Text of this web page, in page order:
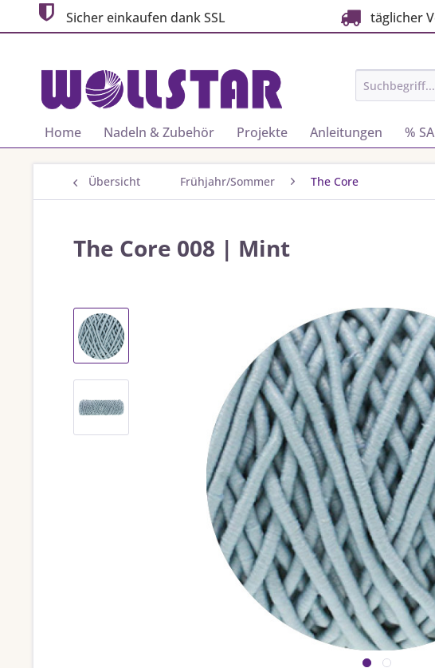
Sicher einkaufen dank SSL täglicher
Home Nadeln & Zubehör Projekte Anleitungen %
Übersicht Frühjahr/Sommer The Core
The Core 008 | Mint